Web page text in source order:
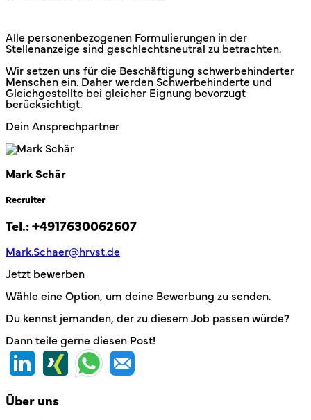
Alle personenbezogenen Formulierungen in der
Stellenanzeige sind geschlechtsneutral zu betrachten.
Wir setzen uns für die Beschäftigung schwerbehinderter
Menschen ein. Daher werden Schwerbehinderte und
Gleichgestellte bei gleicher Eignung bevorzugt
berücksichtigt.
Dein Ansprechpartner
Mark Schär
Recruiter
Tel.: +4917630062607
Mark.Schaer@hrvst.de
Jetzt bewerben
Wähle eine Option, um deine Bewerbung zu senden.
Du kennst jemanden, der zu diesem Job passen würde?
Dann teile gerne diesen Post!
Über uns